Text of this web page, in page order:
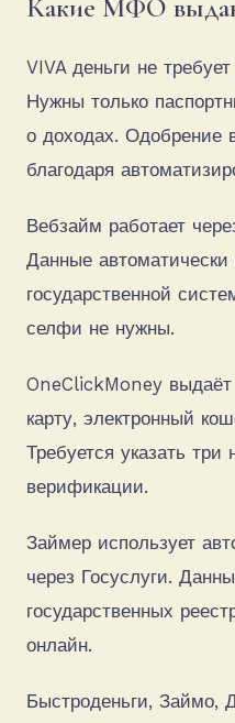
Какие МФО
VIVA деньги не
Нужны только
о доходах. Одобрение
благодаря
Вебзайм работает
Данные автоматически
государственной
селфи не нужны.
OneClickMoney выдаёт
карту, электронный
Требуется указать
верификации.
Займер использует
через Госуслуги.
государственных
онлайн.
Быстроденьги, Займо,